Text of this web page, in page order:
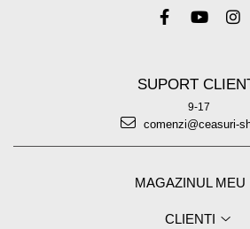
SUPORT
9-17
comenzi@ceasuri-
MAGAZINUL MEU
CLIENTI